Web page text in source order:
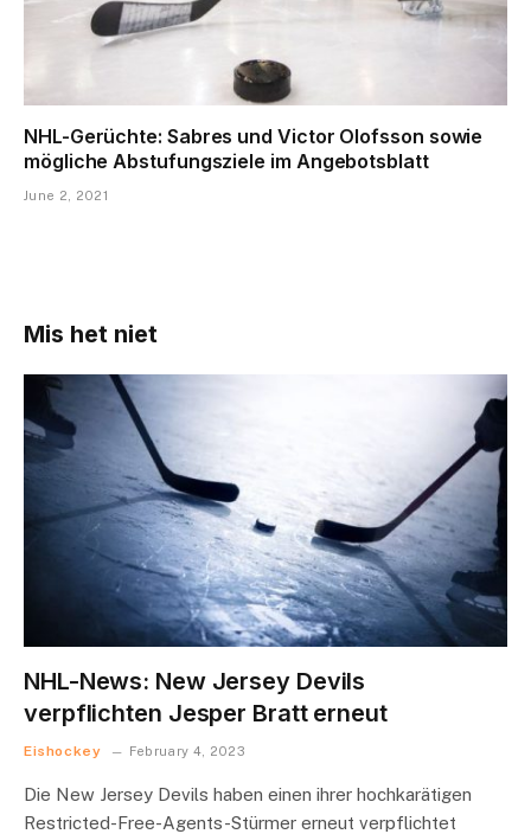
NHL-Gerüchte: Sabres und Victor Olofsson sowie
mögliche Abstufungsziele im Angebotsblatt
June 2, 2021
Mis het niet
NHL-News: New Jersey Devils
verpflichten Jesper Bratt erneut
Eishockey February 4, 2023
Die New Jersey Devils haben einen ihrer hochkarätigen
Restricted-Free-Agents-Stürmer erneut verpflichtet